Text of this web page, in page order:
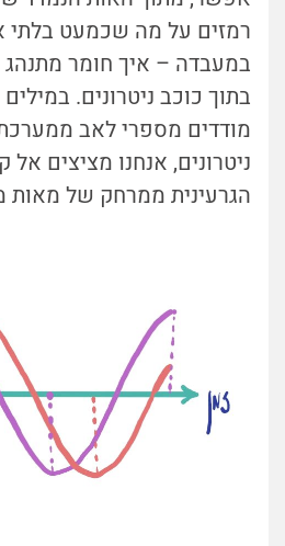
רמזים על מה שכמעט בלתי
במעבדה – איך חומר מתנהג
בתוך כוכב ניטרונים.
מודדים מספרי לאב ממערכת
ניטרונים, אנחנו מציצים אל
הגרעינית ממרחק של מאות